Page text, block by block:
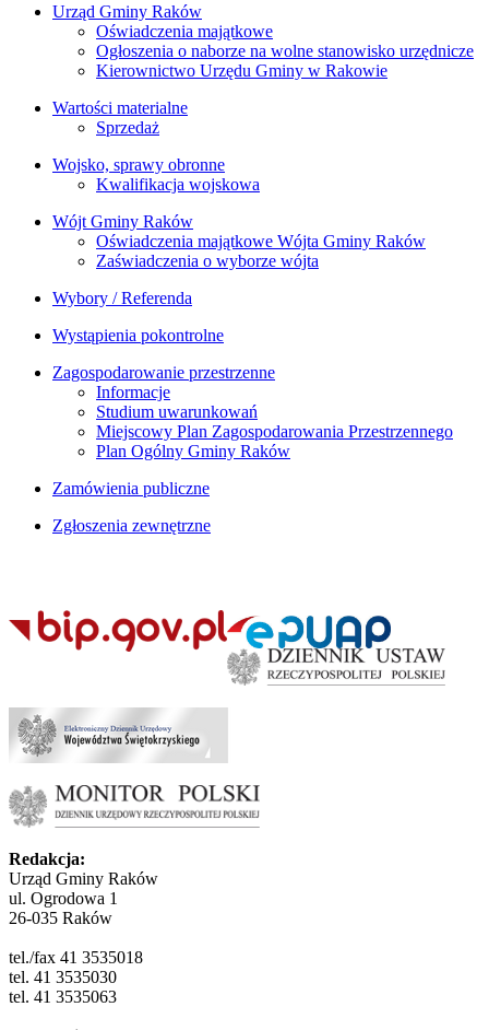
Urząd Gminy Raków
Oświadczenia majątkowe
Ogłoszenia o naborze na wolne stanowisko urzędnicze
Kierownictwo Urzędu Gminy w Rakowie
Wartości materialne
Sprzedaż
Wojsko, sprawy obronne
Kwalifikacja wojskowa
Wójt Gminy Raków
Oświadczenia majątkowe Wójta Gminy Raków
Zaświadczenia o wyborze wójta
Wybory / Referenda
Wystąpienia pokontrolne
Zagospodarowanie przestrzenne
Informacje
Studium uwarunkowań
Miejscowy Plan Zagospodarowania Przestrzennego
Plan Ogólny Gminy Raków
Zamówienia publiczne
Zgłoszenia zewnętrzne
Redakcja:
Urząd Gminy Raków
ul. Ogrodowa 1
26-035 Raków
tel./fax 41 3535018
tel. 41 3535030
tel. 41 3535063